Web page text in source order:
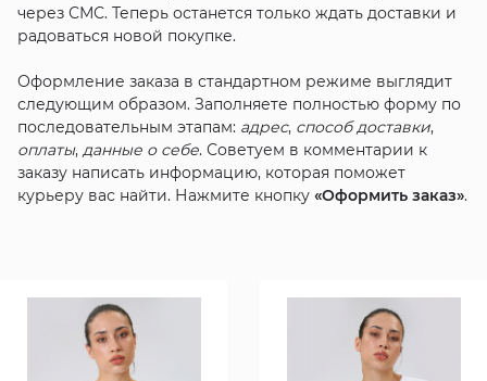
через СМС. Теперь останется только ждать доставки и
радоваться новой покупке.
Оформление заказа в стандартном режиме выглядит
следующим образом. Заполняете полностью форму по
последовательным этапам: адрес, способ доставки,
оплаты, данные о себе. Советуем в комментарии к
заказу написать информацию, которая поможет
курьеру вас найти. Нажмите кнопку «Оформить заказ».